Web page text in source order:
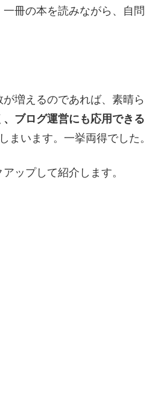
冊の本を読みながら、自問
増えるのであれば、素晴ら
ブログ運営にも応用できる
まいます。一挙両得でした。
ップして紹介します。